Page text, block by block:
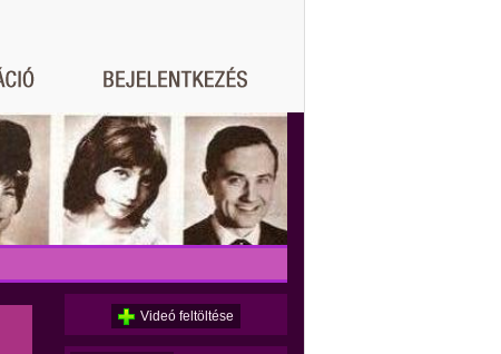
Videó feltöltése